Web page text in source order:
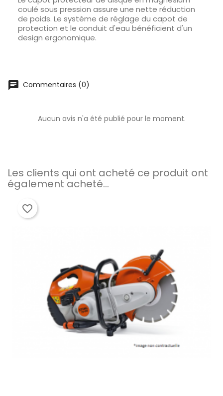
coulé sous pression assure une nette réduction
de poids. Le système de réglage du capot de
protection et le conduit d'eau bénéficient d'un
design ergonomique.
chat Commentaires (0)
Aucun avis n'a été publié pour le moment.
Les clients qui ont acheté ce produit ont
également acheté...
favorite_border